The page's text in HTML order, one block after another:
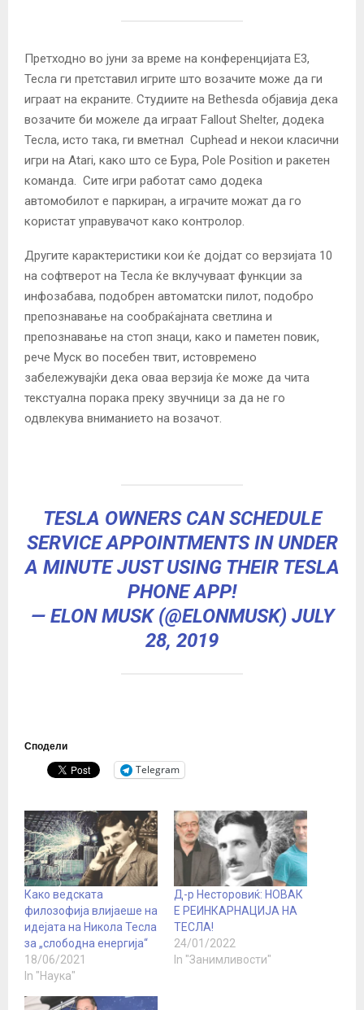
Претходно во јуни за време на конференцијата Е3,
Тесла ги претставил игрите што возачите може да ги
играат на екраните. Студиите на Bethesda објавија дека
возачите би можеле да играат Fallout Shelter, додека
Тесла, исто така, ги вметнал Cuphead и некои класични
игри на Atari, како што се Бура, Pole Position и ракетен
команда. Сите игри работат само додека
автомобилот е паркиран, а играчите можат да го
користат управувачот како контролор.
Другите карактеристики кои ќе дојдат со верзијата 10
на софтверот на Тесла ќе вклучуваат функции за
инфозабава, подобрен автоматски пилот, подобро
препознавање на сообраќајната светлина и
препознавање на стоп знаци, како и паметен повик,
рече Муск во посебен твит, истовремено
забележувајќи дека оваа верзија ќе може да чита
текстуална порака преку звучници за да не го
одвлекува вниманието на возачот.
TESLA OWNERS CAN SCHEDULE
SERVICE APPOINTMENTS IN UNDER
A MINUTE JUST USING THEIR TESLA
PHONE APP!
— ELON MUSK (@ELONMUSK) JULY
28, 2019
Сподели
Telegram
Како ведската
филозофија влијаеше на
идејата на Никола Тесла
за „слободна енергија“
18/06/2021
In "Наука"
Д-р Несторовиќ: НОВАК
Е РЕИНКАРНАЦИЈА НА
ТЕСЛА!
24/01/2022
In "Занимливости"